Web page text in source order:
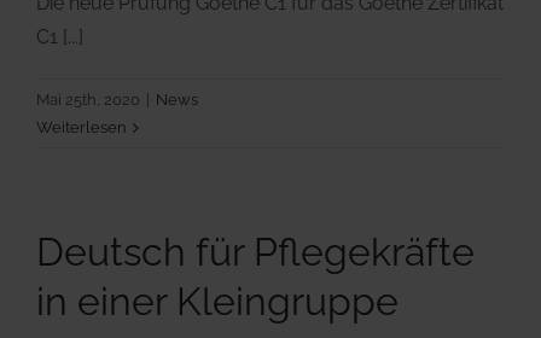
C1 [...]
Mai 25th, 2020
News
Weiterlesen
Deutsch für Pflegekräfte
in einer Kleingruppe